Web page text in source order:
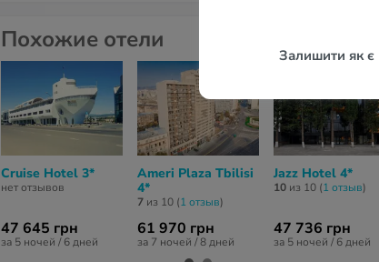
Залишити як є
Похожие отели
Cruise Hotel 3*
нет отзывов
47 645 грн
за 5 ночей / 6 дней
Ameri Plaza Tbilisi
4*
7 из 10 (1 отзыв)
61 970 грн
за 7 ночей / 8 дней
Jazz Hotel 4*
10 из 10 (1 отзыв)
47 736 грн
за 5 ночей / 6 дней